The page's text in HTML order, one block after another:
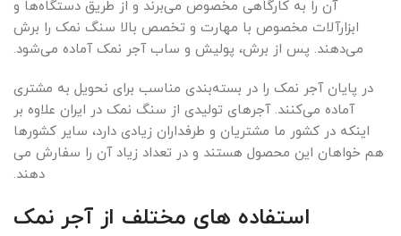
آن را به کارگاهی مخصوص می‌برند و از طریق دستگاه‌ها و
ابزارآلات مخصوص با مهارت و تخصص بالا سنگ نمک را برش
می‌دهند. پس از برش، پولیش و ساب آجر نمک آماده می‌شود.
در پایان آجر نمک را در بسته‌بندی مناسب برای نحویل به مشتری
آماده می‌کنند. آجرهای تولیدی از سنگ نمک در ایران علاوه بر
اینکه در کشور ما مشتریان و طرفداران زیادی دارد، سایر کشورها
هم خواهان این محصول هستند و در تعداد زیاد آن را سفارش می
دهند.
استفاده های مختلف از آجر نمک